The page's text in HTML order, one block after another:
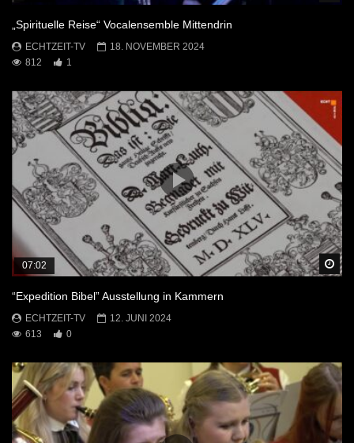
„Spirituelle Reise“ Vocalensemble Mittendrin
ECHTZEIT-TV
18. NOVEMBER 2024
812
1
07:02
“Expedition Bibel” Ausstellung in Kammern
ECHTZEIT-TV
12. JUNI 2024
613
0